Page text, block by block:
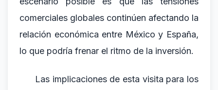
comerciales globales continúen afectando la
relación económica entre México y España,
lo que podría frenar el ritmo de la inversión.
Las implicaciones de esta visita para los